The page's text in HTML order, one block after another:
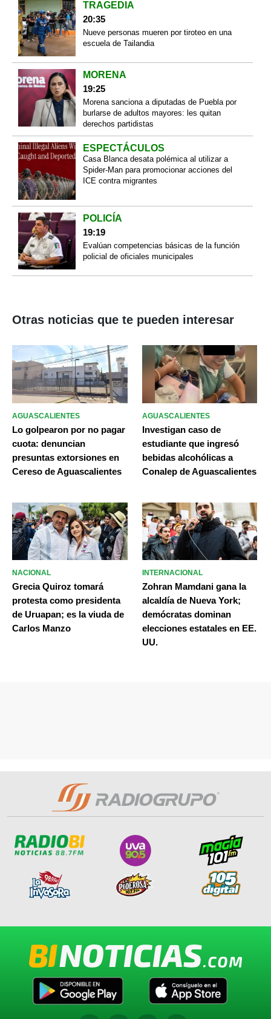
TRAGEDIA
20:35
Nueve personas mueren por tiroteo en una
escuela de Tailandia
MORENA
19:25
Morena sanciona a diputadas de Puebla por
burlarse de adultos mayores: les quitan
derechos partidistas
ESPECTÁCULOS
Casa Blanca desata polémica al utilizar a
Spider-Man para promocionar acciones del
ICE contra migrantes
POLICÍA
19:19
Evalúan competencias básicas de la función
policial de oficiales municipales
Otras noticias que te pueden interesar
AGUASCALIENTES
Lo golpearon por no pagar
cuota: denuncian
presuntas extorsiones en
Cereso de Aguascalientes
AGUASCALIENTES
Investigan caso de
estudiante que ingresó
bebidas alcohólicas a
Conalep de Aguascalientes
NACIONAL
Grecia Quiroz tomará
protesta como presidenta
de Uruapan; es la viuda de
Carlos Manzo
INTERNACIONAL
Zohran Mamdani gana la
alcaldía de Nueva York;
demócratas dominan
elecciones estatales en EE.
UU.